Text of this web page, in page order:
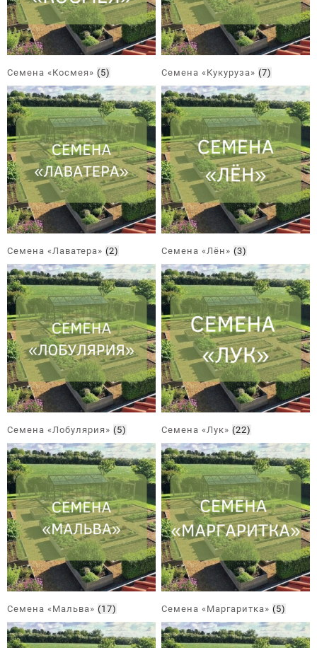
Семена «Космея» (5) Семена «Кукуруза»(7)
Семена «Лаватера» (2) Семена «Лён»(3)
Семена «Лобулярия» (5) Семена «Лук»(22)
Семена «Мальва» (17) Семена «Маргаритка»(5)